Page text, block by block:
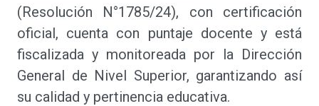
(Resolución N°1785/24), con certificación
oficial, cuenta con puntaje docente y está
fiscalizada y monitoreada por la Dirección
General de Nivel Superior, garantizando así
su calidad y pertinencia educativa.